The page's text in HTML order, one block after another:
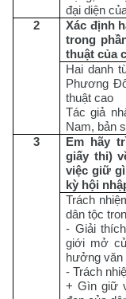
đại diện
2
Xác định
trong
thuật của
Hai danh
Phương
thuật cao
Tác giả
Nam, bản
3
Em hãy
giấy thi)
việc giữ
kỳ hội
Trách
dân tộc
- Giải
giới mở
hưởng
- Trách
+ Gìn giữ